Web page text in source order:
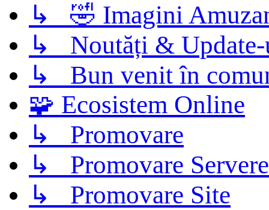
↳ 🤣 Imagini
↳ Noutăți &
↳ Bun venit în
🧩 Ecosistem Online
↳ Promovare
↳ Promovare Servere
↳ Promovare Site